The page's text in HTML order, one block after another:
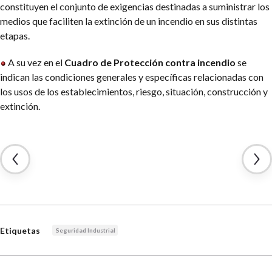
constituyen el conjunto de exigencias destinadas a suministrar los
medios que faciliten la extinción de un incendio en sus distintas
etapas.
A su vez en el Cuadro de Protección contra incendio se
indican las condiciones generales y específicas relacionadas con
los usos de los establecimientos, riesgo, situación, construcción y
extinción.
Etiquetas Seguridad Industrial